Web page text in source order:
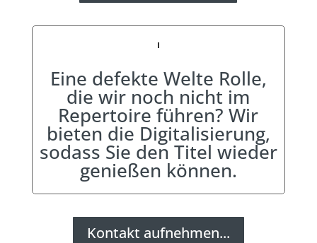
Eine defekte Welte Rolle,
die wir noch nicht im
Repertoire führen? Wir
bieten die Digitalisierung,
sodass Sie den Titel wieder
genießen können.
Kontakt aufnehmen...